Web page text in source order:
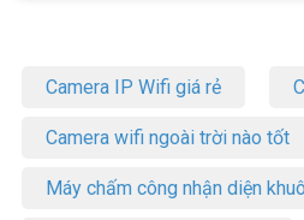
Camera IP Wifi giá rẻ
Camera wifi ngoài trời nào tốt
Máy chấm công nhận diện